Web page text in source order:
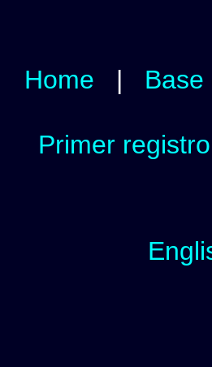
Home |
Primer registro